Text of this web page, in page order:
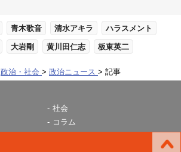
青木歌音 清水アキラ ハラスメント
大岩剛 黄川田仁志 板東英二
政治・社会 政治ニュース 記事
社会
コラム